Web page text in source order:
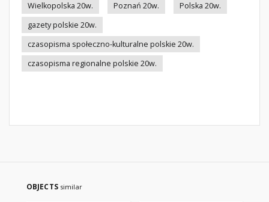
Wielkopolska 20w.
Poznań 20w.
Polska 20w.
gazety polskie 20w.
czasopisma społeczno-kulturalne polskie 20w.
czasopisma regionalne polskie 20w.
OBJECTS similar